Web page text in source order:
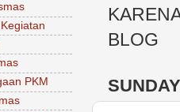
BLOG
PKM